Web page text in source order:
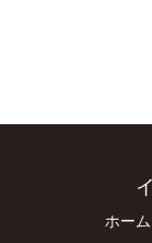
ホーム